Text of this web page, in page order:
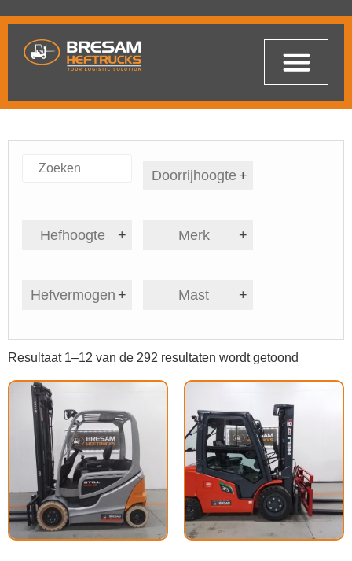
Doorrijhoogte +
Hefhoogte + Merk +
Hefvermogen + Mast +
Resultaat 1–12 van de 292 resultaten wordt getoond